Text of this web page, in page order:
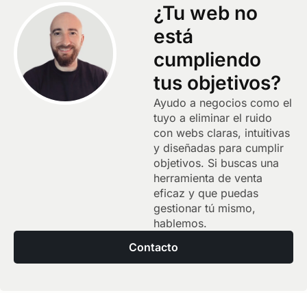
¿Tu web no
está
cumpliendo
tus objetivos?
Ayudo a negocios como el
tuyo a eliminar el ruido
con webs claras, intuitivas
y diseñadas para cumplir
objetivos. Si buscas una
herramienta de venta
eficaz y que puedas
gestionar tú mismo,
hablemos.
Contacto